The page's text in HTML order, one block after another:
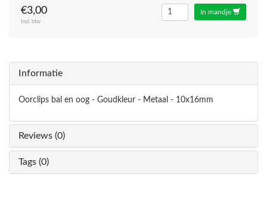
€3,00
Incl. btw
In mandje
Informatie
Oorclips bal en oog - Goudkleur - Metaal - 10x16mm
Reviews (0)
Tags (0)